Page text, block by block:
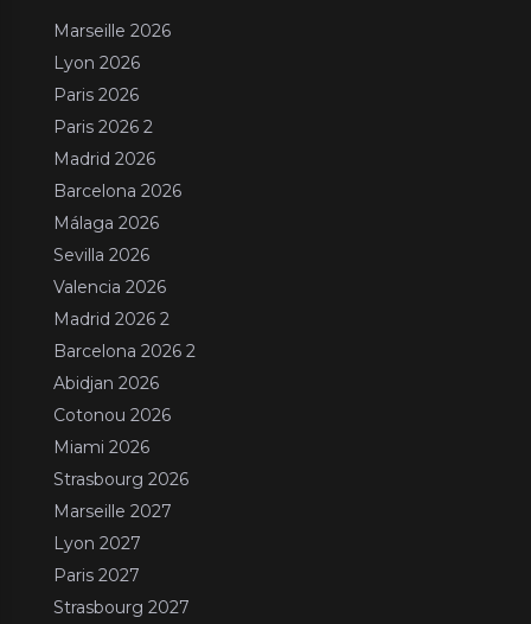
Marseille 2026
Lyon 2026
Paris 2026
Paris 2026 2
Madrid 2026
Barcelona 2026
Málaga 2026
Sevilla 2026
Valencia 2026
Madrid 2026 2
Barcelona 2026 2
Abidjan 2026
Cotonou 2026
Miami 2026
Strasbourg 2026
Marseille 2027
Lyon 2027
Paris 2027
Strasbourg 2027